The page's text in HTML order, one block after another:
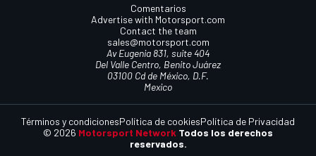
Comentarios
Advertise with Motorsport.com
Contact the team
sales@motorsport.com
Av Eugenia 831, suite 404
Del Valle Centro, Benito Juárez
03100 Cd de México, D.F.
Mexico
© 2026 Motorsport Network Todos los derechos
reservados.
Términos y condicionesPolítica de cookiesPolítica de Privacidad